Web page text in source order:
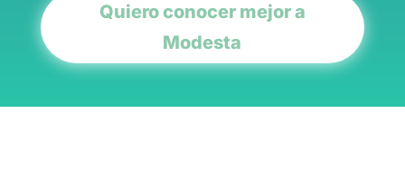
Quiero conocer mejor a
Modesta